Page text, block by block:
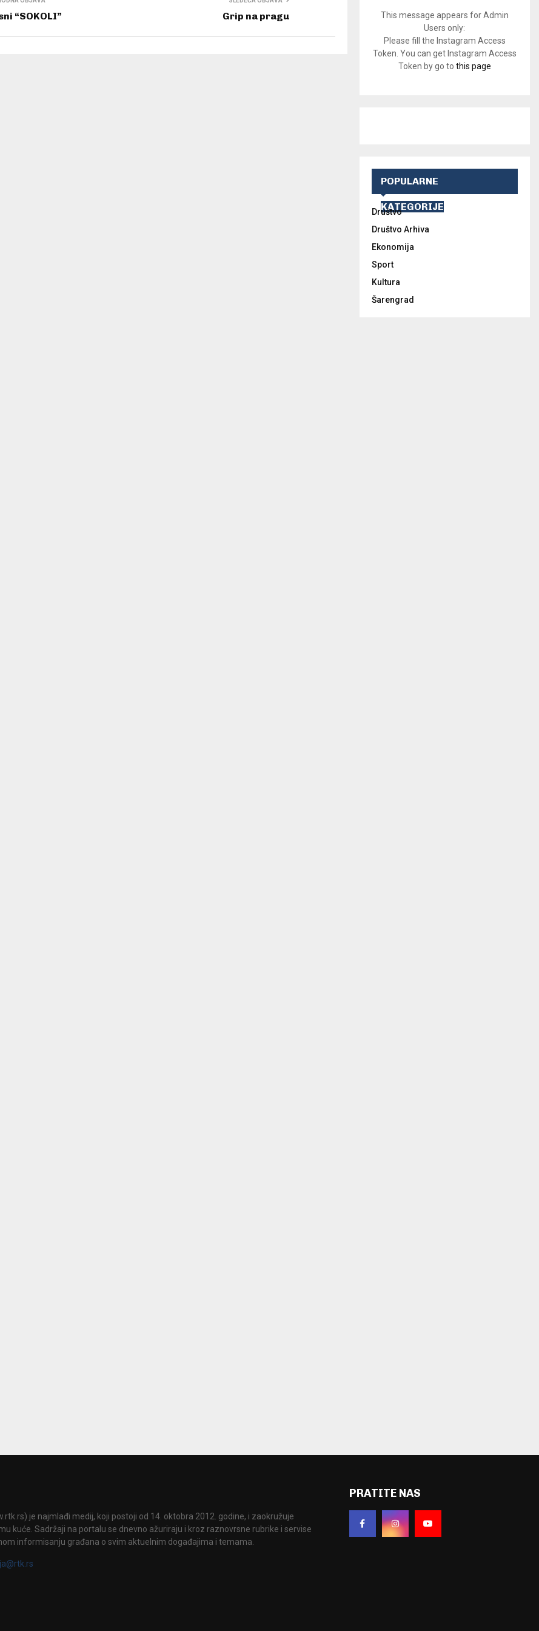
“SOKOLI” Grip na pragu
This message appears for Admin
Users only:
Please fill the Instagram Access
Token. You can get Instagram Access
Token by go to this page
POPULARNE
KATEGORIJE
Društvo
Društvo Arhiva
Ekonomija
Sport
Kultura
Šarengrad
je najmlađi medij, koji postoji od 14. oktobra 2012. godine, i zaokružuje
kuće. Sadržaji na portalu se dnevno ažuriraju i kroz raznovrsne rubrike i servise
informisanju građana o svim aktuelnim događajima i temama.
PRATITE NAS